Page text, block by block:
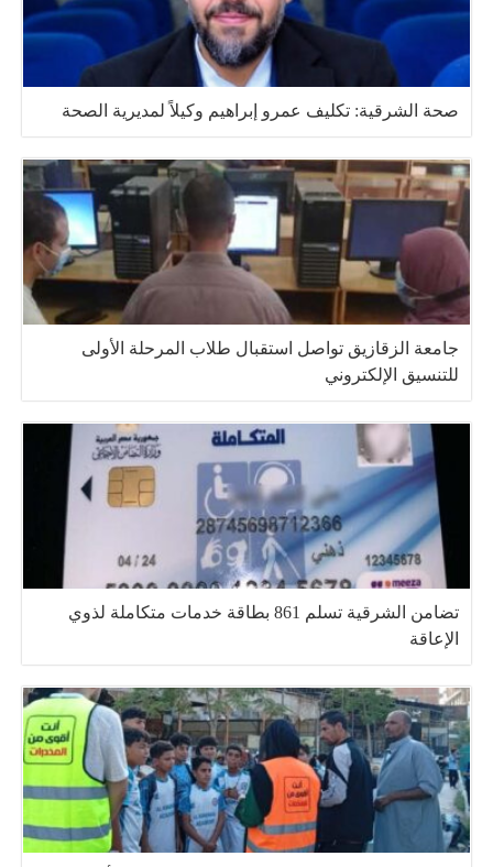
صحة الشرقية: تكليف عمرو إبراهيم وكيلاً لمديرية الصحة
جامعة الزقازيق تواصل استقبال طلاب المرحلة الأولى
للتنسيق الإلكتروني
تضامن الشرقية تسلم 861 بطاقة خدمات متكاملة لذوي
الإعاقة